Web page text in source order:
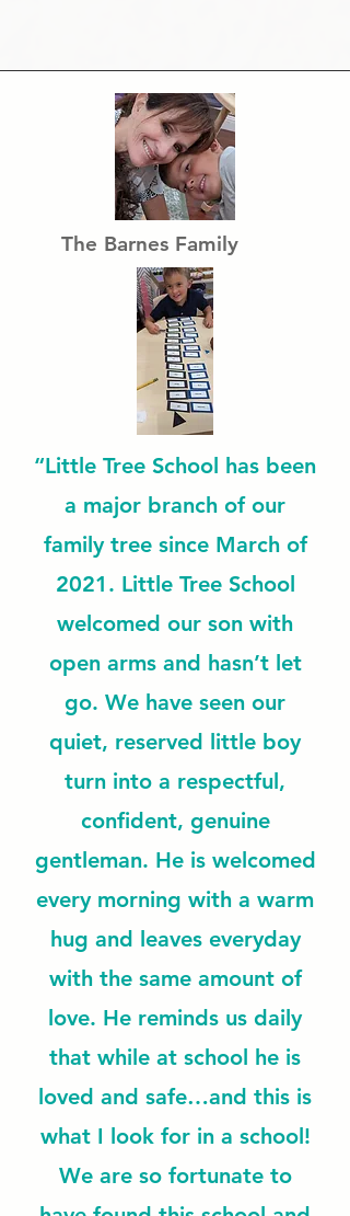
The Barnes Family
“Little Tree School has been
a major branch of our
family tree since March of
2021. Little Tree School
welcomed our son with
open arms and hasn’t let
go. We have seen our
quiet, reserved little boy
turn into a respectful,
confident, genuine
gentleman. He is welcomed
every morning with a warm
hug and leaves everyday
with the same amount of
love. He reminds us daily
that while at school he is
loved and safe…and this is
what I look for in a school!
We are so fortunate to